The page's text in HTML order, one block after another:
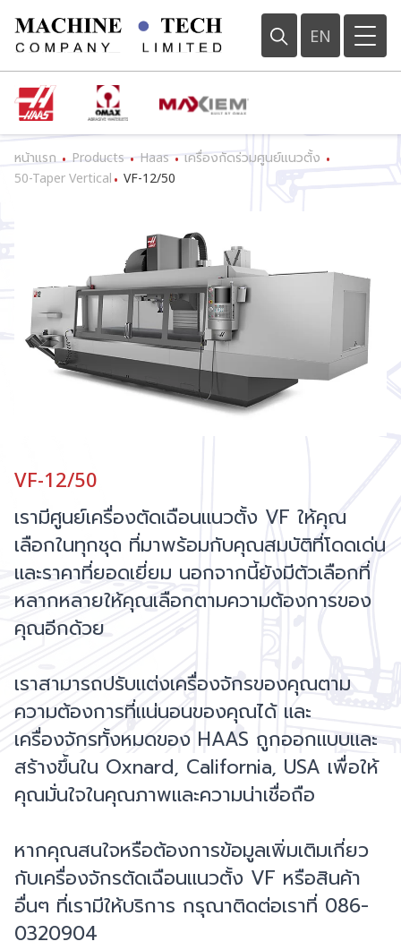
EN
หน้าแรก • Products • Haas • เครื่องกัดร่วมศูนย์แนวตั้ง •
50-Taper Vertical • VF-12/50
VF-12/50
เรามีศูนย์เครื่องตัดเฉือนแนวตั้ง VF ให้คุณ
เลือกในทุกชุด ที่มาพร้อมกับคุณสมบัติที่โดดเด่น
และราคาที่ยอดเยี่ยม นอกจากนี้ยังมีตัวเลือกที่
หลากหลายให้คุณเลือกตามความต้องการของ
คุณอีกด้วย
เราสามารถปรับแต่งเครื่องจักรของคุณตาม
ความต้องการที่แน่นอนของคุณได้ และ
เครื่องจักรทั้งหมดของ HAAS ถูกออกแบบและ
สร้างขึ้นใน Oxnard, California, USA เพื่อให้
คุณมั่นใจในคุณภาพและความน่าเชื่อถือ
หากคุณสนใจหรือต้องการข้อมูลเพิ่มเติมเกี่ยว
กับเครื่องจักรตัดเฉือนแนวตั้ง VF หรือสินค้า
อื่นๆ ที่เรามีให้บริการ กรุณาติดต่อเราที่ 086-
0320904